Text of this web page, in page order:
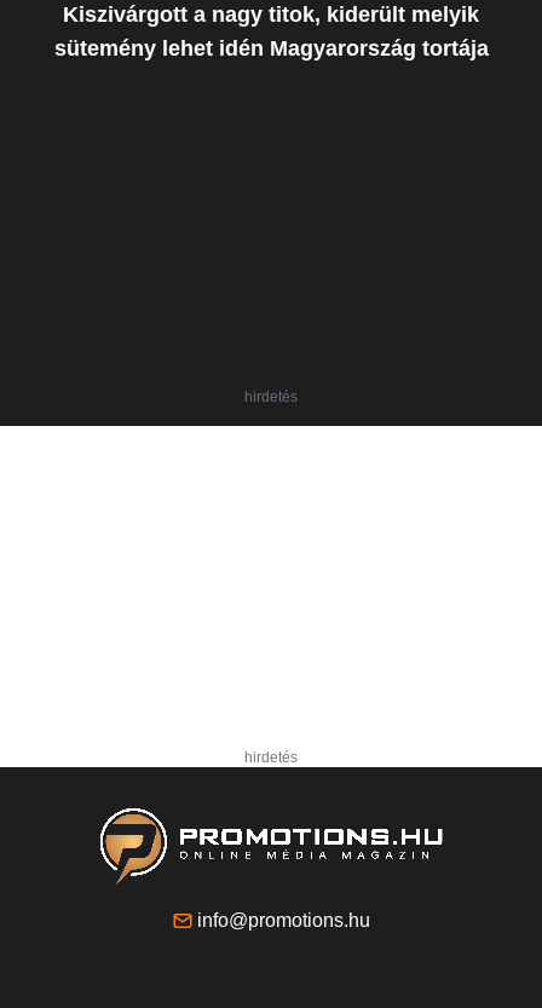
Kiszivárgott a nagy titok, kiderült melyik
sütemény lehet idén Magyarország tortája
hirdetés
hirdetés
info@promotions.hu